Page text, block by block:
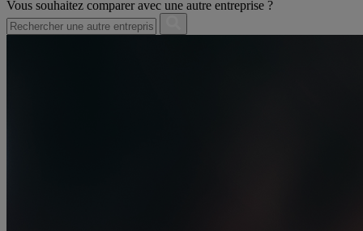
Vous souhaitez comparer avec une autre entreprise ?